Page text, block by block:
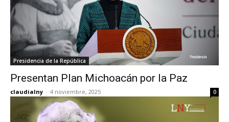
Presidencia de la República
Presentan Plan Michoacán por la Paz
claudialny - 4 noviembre, 2025 0